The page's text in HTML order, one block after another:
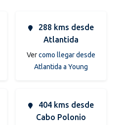
288 kms desde
Atlantida
Vercomo llegar desde
Atlantida a Young
404 kms desde
Cabo Polonio